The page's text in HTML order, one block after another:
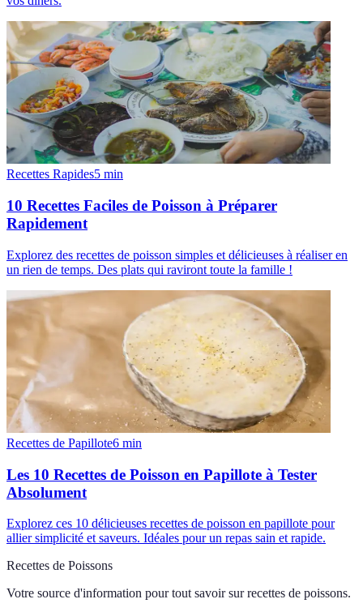
Recettes Rapides5 min
10 Recettes Faciles de Poisson à Préparer
Rapidement
Explorez des recettes de poisson simples et délicieuses à réaliser en
un rien de temps. Des plats qui raviront toute la famille !
Recettes de Papillote6 min
Les 10 Recettes de Poisson en Papillote à Tester
Absolument
Explorez ces 10 délicieuses recettes de poisson en papillote pour
allier simplicité et saveurs. Idéales pour un repas sain et rapide.
Recettes de Poissons
Votre source d'information pour tout savoir sur recettes de poissons.